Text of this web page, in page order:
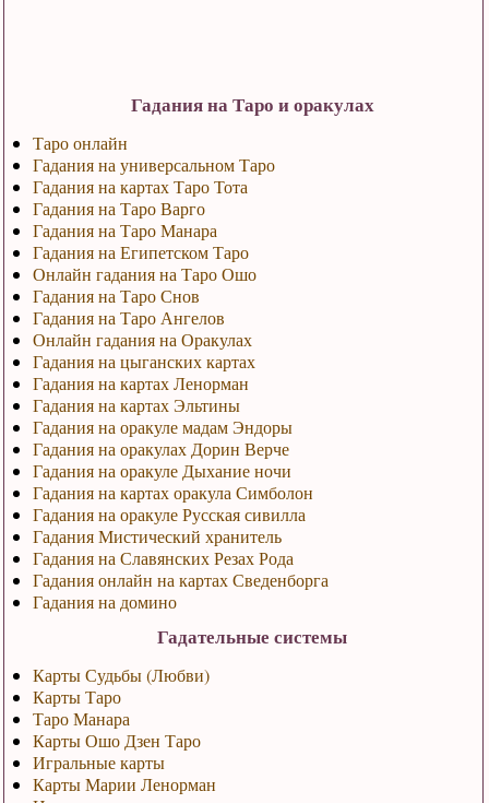
Гадания на Таро и оракулах
Таро онлайн
Гадания на универсальном Таро
Гадания на картах Таро Тота
Гадания на Таро Варго
Гадания на Таро Манара
Гадания на Египетском Таро
Онлайн гадания на Таро Ошо
Гадания на Таро Снов
Гадания на Таро Ангелов
Онлайн гадания на Оракулах
Гадания на цыганских картах
Гадания на картах Ленорман
Гадания на картах Эльтины
Гадания на оракуле мадам Эндоры
Гадания на оракулах Дорин Верче
Гадания на оракуле Дыхание ночи
Гадания на картах оракула Симболон
Гадания на оракуле Русская сивилла
Гадания Мистический хранитель
Гадания на Славянских Резах Рода
Гадания онлайн на картах Сведенборга
Гадания на домино
Гадательные системы
Карты Судьбы (Любви)
Карты Таро
Таро Манара
Карты Ошо Дзен Таро
Игральные карты
Карты Марии Ленорман